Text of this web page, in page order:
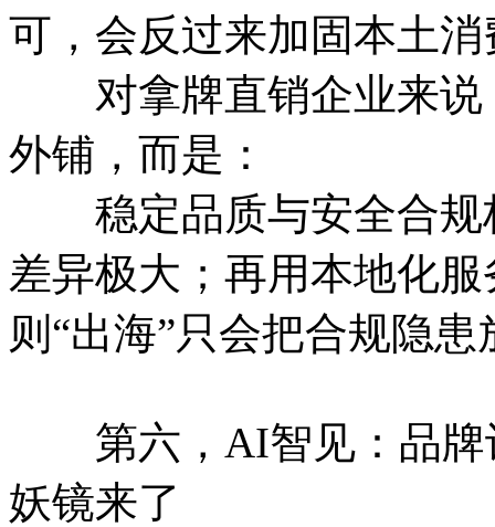
可，会反过来加固本土
对拿牌直销企业来说
外铺，而是：
稳定品质与安全合规
差异极大；再用本地化
则“出海”只会把合规隐
第六，AI智见：品牌
妖镜来了